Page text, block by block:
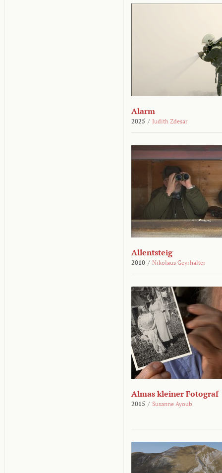
Alarm
2025 / Judith Zdesar
Allentsteig
2010 / Nikolaus Geyrhalter
Almas kleiner Fotograf
2015 / Susanne Ayoub